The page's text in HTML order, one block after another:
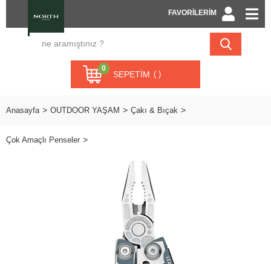
FAVORİLERİM
SEPETIM
0
Anasayfa OUTDOOR YAŞAM Çakı & Bıçak
Çok Amaçlı Penseler